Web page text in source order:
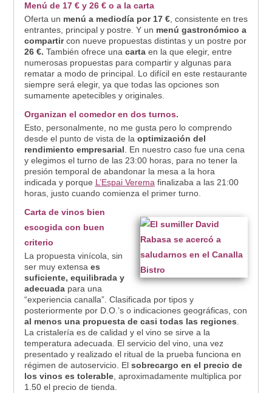
Menú de 17 € y 26 € o a la carta
Oferta un menú a mediodía por 17 €, consistente en tres
entrantes, principal y postre. Y un menú gastronómico a
compartircon nueve propuestas distintas y un postre por
26 €. También ofrece una cartaen la que elegir, entre
numerosas propuestas para compartir y algunas para
rematar a modo de principal. Lo difícil en este restaurante
siempre será elegir, ya que todas las opciones son
sumamente apetecibles y originales.
Organizan el comedor en dos turnos.
Esto, personalmente, no me gusta pero lo comprendo
desde el punto de vista de laoptimización del
rendimiento empresarial. En nuestro caso fue una cena
y elegimos el turno de las 23:00 horas, para no tener la
presión temporal de abandonar la mesa a la hora
indicada y porque L’Espai Veremafinalizaba a las 21:00
horas, justo cuando comienza el primer turno.
Carta de vinos bien
escogida con buen
criterio
La propuesta vinícola, sin
ser muy extensa es
suficiente, equilibrada y
adecuadapara una
“experiencia canalla”. Clasificada por tipos y
posteriormente por D.O.’s o indicaciones geográficas, con
al menos una propuesta de casi todas las regiones.
La cristalería es de calidad y el vino se sirve a la
temperatura adecuada. El servicio del vino, una vez
presentado y realizado el ritual de la prueba funciona en
régimen de autoservicio. El sobrecargo en el precio de
los vinos es tolerable, aproximadamente multiplica por
1.50 el precio de tienda.